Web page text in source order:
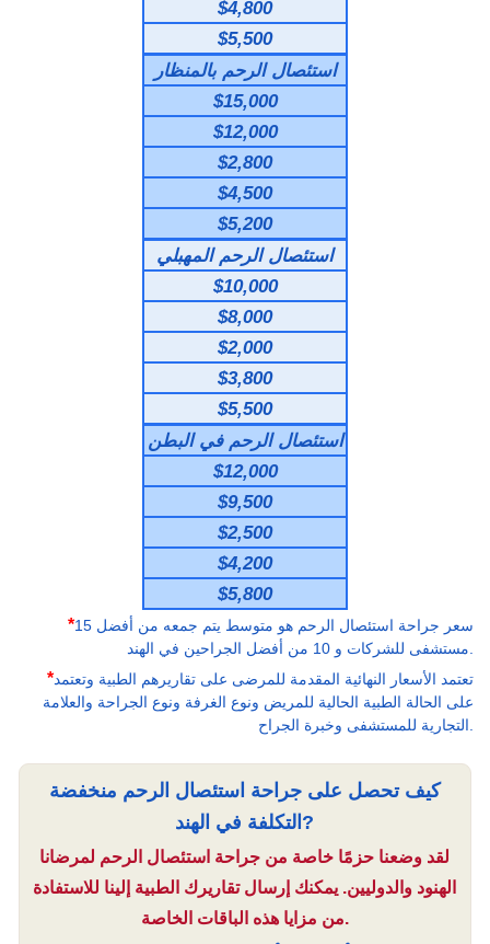
$4,800
$5,500
استئصال الرحم بالمنظار
$15,000
$12,000
$2,800
$4,500
$5,200
استئصال الرحم المهبلي
$10,000
$8,000
$2,000
$3,800
$5,500
استئصال الرحم في البطن
$12,000
$9,500
$2,500
$4,200
$5,800
*سعر جراحة استئصال الرحم هو متوسط يتم جمعه من أفضل 15
*تعتمد الأسعار النهائية المقدمة للمرضى على تقاريرهم الطبية وتعتمد
على الحالة الطبية الحالية للمريض ونوع الغرفة ونوع الجراحة والعلامة
كيف تحصل على جراحة استئصال الرحم منخفضة
التكلفة في الهند?
لقد وضعنا حزمًا خاصة من جراحة استئصال الرحم لمرضانا
الهنود والدوليين. يمكنك إرسال تقاريرك الطبية إلينا للاستفادة
من مزايا هذه الباقات الخاصة.